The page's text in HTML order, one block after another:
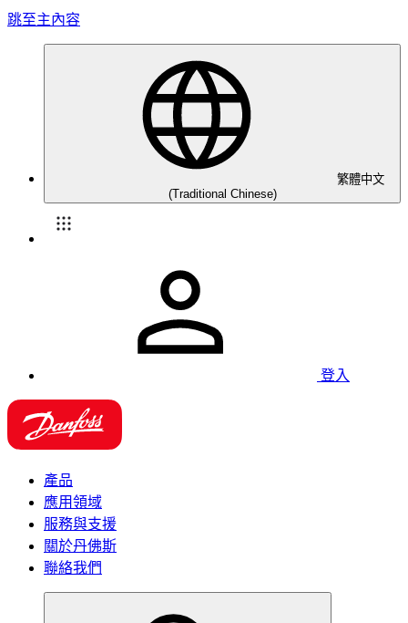
跳至主內容
繁體中文
(Traditional Chinese)
登入
產品
應用領域
服務與支援
關於丹佛斯
聯絡我們